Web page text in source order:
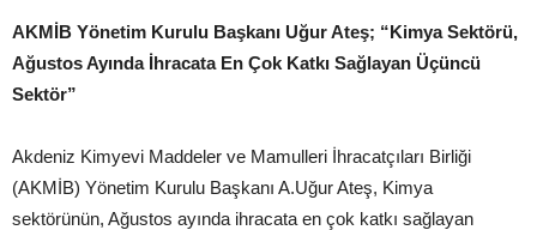
AKMİB Yönetim Kurulu Başkanı Uğur Ateş; “Kimya Sektörü,
Ağustos Ayında İhracata En Çok Katkı Sağlayan Üçüncü
Sektör”
Akdeniz Kimyevi Maddeler ve Mamulleri İhracatçıları Birliği
(AKMİB) Yönetim Kurulu Başkanı A.Uğur Ateş, Kimya
sektörünün, Ağustos ayında ihracata en çok katkı sağlayan